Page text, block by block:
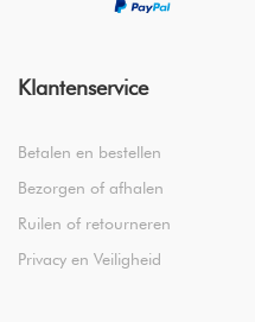
Klantenservice
Betalen en bestellen
Bezorgen of afhalen
Ruilen of retourneren
Privacy en Veiligheid